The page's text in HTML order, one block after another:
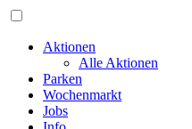
Aktionen
Alle Aktionen
Parken
Wochenmarkt
Jobs